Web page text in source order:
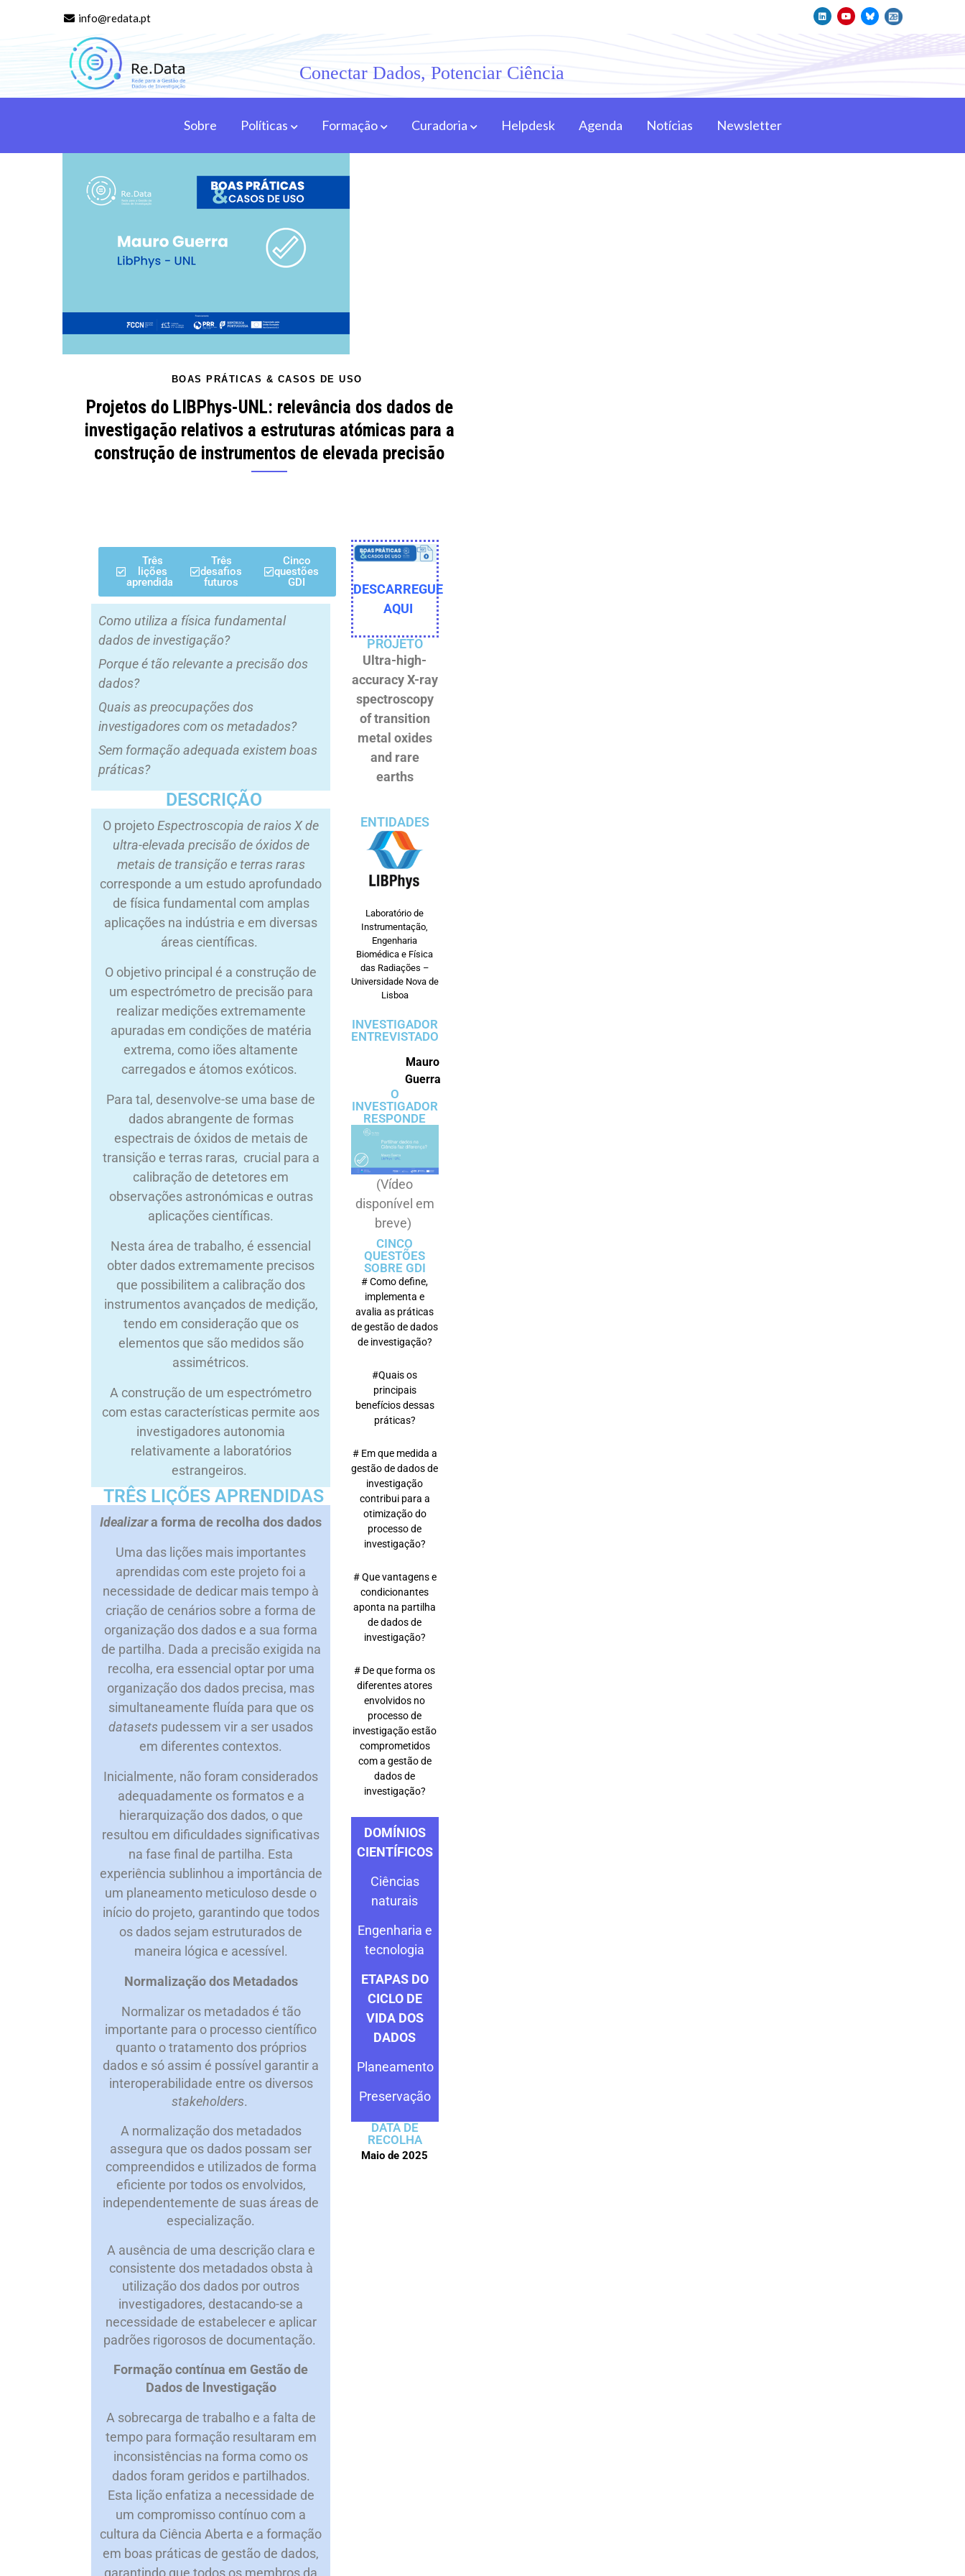
info@redata.pt
Conectar Dados, Potenciar Ciência
Sobre Políticas Formação Curadoria Helpdesk Agenda Notícias Newsletter
BOAS PRÁTICAS & CASOS DE USO
Projetos do LIBPhys-UNL: relevância dos dados de
investigação relativos a estruturas atómicas para a
construção de instrumentos de elevada precisão
Três
lições
aprendidas
Três
desafios
futuros
Cinco
questões
GDI
Como utiliza a física fundamental
dados de investigação?
Porque é tão relevante a precisão dos
dados?
Quais as preocupações dos
investigadores com os metadados?
Sem formação adequada existem boas
práticas?
DESCRIÇÃO
O projetoEspectroscopia de raios X de
ultra-elevada precisão de óxidos de
metais de transição e terras raras
corresponde a um estudo aprofundado
de física fundamental com amplas
aplicações na indústria e em diversas
áreas científicas.
O objetivo principal é a construção de
um espectrómetro de precisão para
realizar medições extremamente
apuradas em condições de matéria
extrema, como iões altamente
carregados e átomos exóticos.
Para tal, desenvolve-se uma base de
dados abrangente de formas
espectrais de óxidos de metais de
transição e terras raras, crucial para a
calibração de detetores em
observações astronómicas e outras
aplicações científicas.
Nesta área de trabalho, é essencial
obter dados extremamente precisos
que possibilitem a calibração dos
instrumentos avançados de medição,
tendo em consideração que os
elementos que são medidos são
assimétricos.
A construção de um espectrómetro
com estas características permite aos
investigadores autonomia
relativamente a laboratórios
estrangeiros.
TRÊS LIÇÕES APRENDIDAS
Idealizara forma de recolha dos dados
Uma das lições mais importantes
aprendidas com este projeto foi a
necessidade de dedicar mais tempo à
criação de cenários sobre a forma de
organização dos dados e a sua forma
de partilha. Dada a precisão exigida na
recolha, era essencial optar por uma
organização dos dados precisa, mas
simultaneamente fluída para que os
datasets pudessem vir a ser usados
em diferentes contextos.
Inicialmente, não foram considerados
adequadamente os formatos e a
hierarquização dos dados, o que
resultou em dificuldades significativas
na fase final de partilha. Esta
experiência sublinhou a importância de
um planeamento meticuloso desde o
início do projeto, garantindo que todos
os dados sejam estruturados de
maneira lógica e acessível.
Normalização dos Metadados
Normalizar os metadados é tão
importante para o processo científico
quanto o tratamento dos próprios
dados e só assim é possível garantir a
interoperabilidade entre os diversos
stakeholders.
A normalização dos metadados
assegura que os dados possam ser
compreendidos e utilizados de forma
eficiente por todos os envolvidos,
independentemente de suas áreas de
especialização.
A ausência de uma descrição clara e
consistente dos metadados obsta à
utilização dos dados por outros
investigadores, destacando-se a
necessidade de estabelecer e aplicar
padrões rigorosos de documentação.
Formação contínua em Gestão de
Dados de lnvestigação
A sobrecarga de trabalho e a falta de
tempo para formação resultaram em
inconsistências na forma como os
dados foram geridos e partilhados.
Esta lição enfatiza a necessidade de
um compromisso contínuo com a
cultura da Ciência Aberta e a formação
em boas práticas de gestão de dados,
DESCARREGUE
AQUI
PROJETO
Ultra-high-
accuracy X-ray
spectroscopy
of transition
metal oxides
and rare
earths
ENTIDADES
Laboratório de
Instrumentação,
Engenharia
Biomédica e Física
das Radiações –
Universidade Nova de
Lisboa
INVESTIGADOR
ENTREVISTADO
Mauro
Guerra
O
INVESTIGADOR
RESPONDE
(Vídeo
disponível em
breve)
CINCO
QUESTÕES
SOBRE GDI
# Como define,
implementa e
avalia as práticas
de gestão de dados
de investigação?
#Quais os
principais
benefícios dessas
práticas?
# Em que medida a
gestão de dados de
investigação
contribui para a
otimização do
processo de
investigação?
# Que vantagens e
condicionantes
aponta na partilha
de dados de
investigação?
# De que forma os
diferentes atores
envolvidos no
processo de
investigação estão
comprometidos
com a gestão de
dados de
investigação?
DOMÍNIOS
CIENTÍFICOS
Ciências
naturais
Engenharia e
tecnologia
ETAPAS DO
CICLO DE
VIDA DOS
DADOS
Planeamento
Preservação
DATA DE
RECOLHA
Maio de 2025